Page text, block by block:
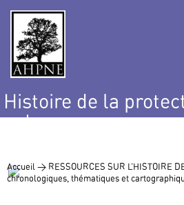
Histoire de la
nature
Accueil > RESSOURCES SUR L’HISTOIRE
chronologiques, thématiques et